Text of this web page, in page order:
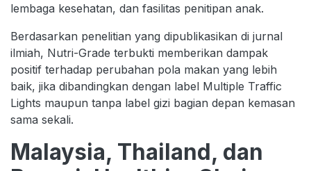
lembaga kesehatan, dan fasilitas penitipan anak.
Berdasarkan penelitian yang dipublikasikan di jurnal
ilmiah, Nutri-Grade terbukti memberikan dampak
positif terhadap perubahan pola makan yang lebih
baik, jika dibandingkan dengan label Multiple Traffic
Lights maupun tanpa label gizi bagian depan kemasan
sama sekali.
Malaysia, Thailand, dan